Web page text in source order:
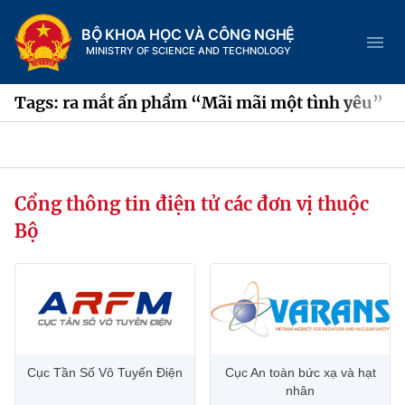
BỘ KHOA HỌC VÀ CÔNG NGHỆ
MINISTRY OF SCIENCE AND TECHNOLOGY
Trang chủ
Chức năng nhiệm vụ
Tin tức sự kiện
Hệ thống văn bản
Tags: ra mắt ấn phẩm “Mãi mãi một tình yêu”
Cổng thông tin điện tử các đơn vị thuộc
Bộ
Cục Tần Số Vô Tuyến Điện
Cục An toàn bức xạ và hạt
nhân